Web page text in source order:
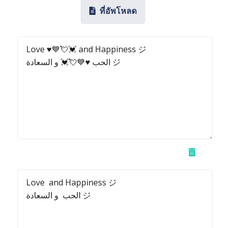
ที่อัพโหลด